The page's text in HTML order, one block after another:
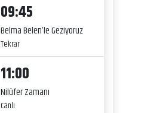
09:45
Belma Belen’le Geziyoruz
Tekrar
11:00
Nilüfer Zamanı
Canlı